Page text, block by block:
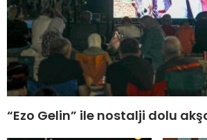
“Ezo Gelin” ile nostalji dolu